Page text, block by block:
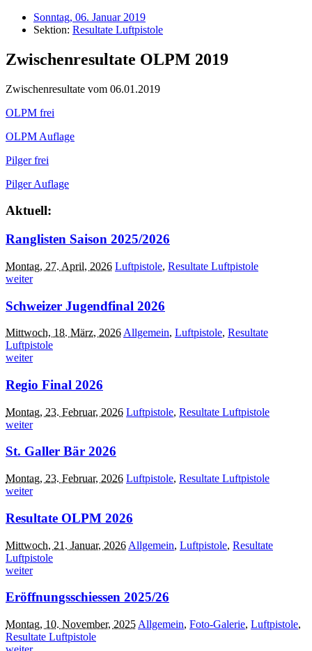
Sonntag, 06. Januar 2019
Sektion: Resultate Luftpistole
Zwischenresultate OLPM 2019
Zwischenresultate vom 06.01.2019
OLPM frei
OLPM Auflage
Pilger frei
Pilger Auflage
Aktuell:
Ranglisten Saison 2025/2026
Montag, 27. April, 2026 Luftpistole, Resultate Luftpistole
weiter
Schweizer Jugendfinal 2026
Mittwoch, 18. März, 2026 Allgemein, Luftpistole, Resultate
Luftpistole
weiter
Regio Final 2026
Montag, 23. Februar, 2026 Luftpistole, Resultate Luftpistole
weiter
St. Galler Bär 2026
Montag, 23. Februar, 2026 Luftpistole, Resultate Luftpistole
weiter
Resultate OLPM 2026
Mittwoch, 21. Januar, 2026 Allgemein, Luftpistole, Resultate
Luftpistole
weiter
Eröffnungsschiessen 2025/26
Montag, 10. November, 2025 Allgemein, Foto-Galerie, Luftpistole,
Resultate Luftpistole